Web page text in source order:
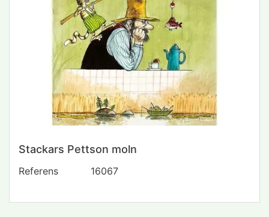
Stackars Pettson moln
Referens 16067